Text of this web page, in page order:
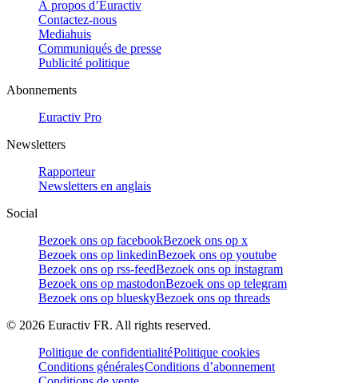
À propos d’Euractiv
Contactez-nous
Mediahuis
Communiqués de presse
Publicité politique
Abonnements
Euractiv Pro
Newsletters
Rapporteur
Newsletters en anglais
Social
Bezoek ons op facebookBezoek ons op x
Bezoek ons op linkedinBezoek ons op youtube
Bezoek ons op rss-feedBezoek ons op instagram
Bezoek ons op mastodonBezoek ons op telegram
Bezoek ons op blueskyBezoek ons op threads
© 2026 Euractiv FR. All rights reserved.
Politique de confidentialitéPolitique cookies
Conditions généralesConditions d’abonnement